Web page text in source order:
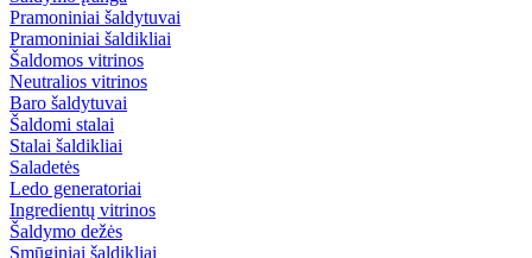
Pramoniniai šaldytuvai
Pramoniniai šaldikliai
Šaldomos vitrinos
Neutralios vitrinos
Baro šaldytuvai
Šaldomi stalai
Stalai šaldikliai
Saladetės
Ledo generatoriai
Ingredientų vitrinos
Šaldymo dežės
Smūginiai šaldikliai